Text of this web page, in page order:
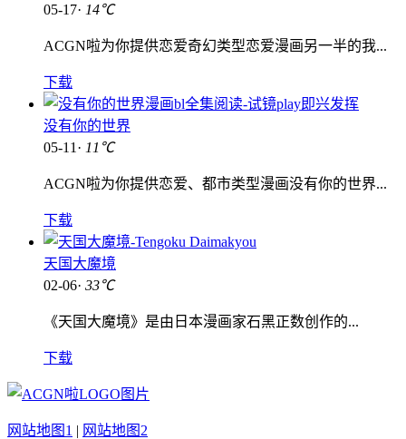
05-17· 14℃
ACGN啦为你提供恋爱奇幻类型恋爱漫画另一半的我...
下载
没有你的世界
05-11· 11℃
ACGN啦为你提供恋爱、都市类型漫画没有你的世界...
下载
天国大魔境
02-06· 33℃
《天国大魔境》是由日本漫画家石黑正数创作的...
下载
网站地图1 | 网站地图2